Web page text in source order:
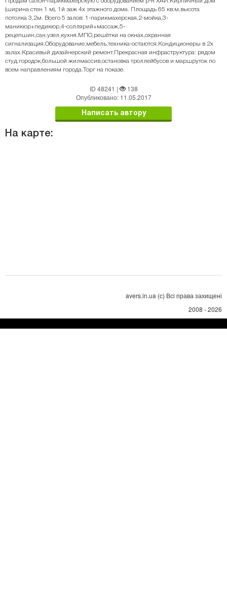
(ширина стен 1 м), 1й эаж 4х этажного дома. Площадь 65 кв.м,высота
потолка 3,2м. Всего 5 залов: 1-парикмахерская,2-мойка,3-
маникюр+педикюр,4-соллярий+массаж,5-
рецепшин,сан.узел,кухня.МПО,решётки на окнах,охранная
сигнализация.Оборудование,мебель,техника-остаются.Кондиционеры в 2х
залах.Красивый дизайнерский ремонт.Прекрасная инфраструктура: рядом
студ.городок,большой жилмассив,остановка троллейбусов и маршруток по
всем направлениям города.Торг на показе.
ID 48241 |
138
Опубликовано: 11.05.2017
Написать автору
На карте:
avers.in.ua (с) Всі права захищені
2008 - 2026